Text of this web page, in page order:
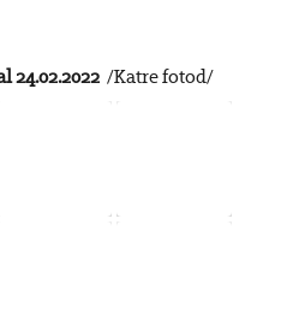
24.02.2022 /Katre fotod/